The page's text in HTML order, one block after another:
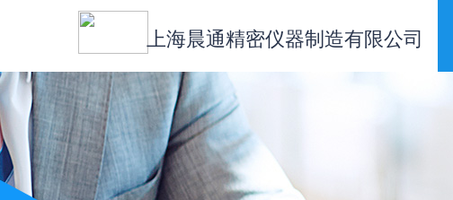
上海晨通精密仪器制造有限公司